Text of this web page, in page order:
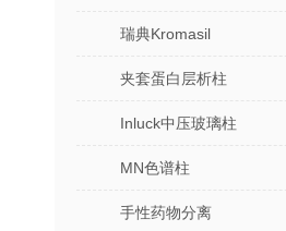
瑞典Kromasil
夹套蛋白层析柱
Inluck中压玻璃柱
MN色谱柱
手性药物分离